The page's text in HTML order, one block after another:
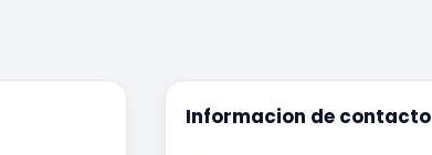
Informacion de contacto